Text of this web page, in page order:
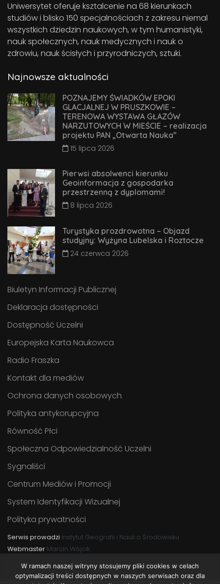
Uniwersytet oferuje ksztalcenie na 68 kierunkach
studiów i blisko 150 specjalnościach z zakresu niemal
wszystkich dziedzin naukowych, w tym humanistyki,
nauk społecznych, nauk medycznych i nauk o
zdrowiu, nauk ścisłych i przyrodniczych, sztuki.
Najnowsze aktualności
POZNAJEMY ŚWIADKÓW EPOKI
GLACJALNEJ W PRUSZKOWIE –
TERENOWA WYSTAWA GŁAZÓW
NARZUTOWYCH W MIEŚCIE – realizacja
projektu PAN „Otwarta Nauka”
15 lipca 2026
Pierwsi absolwenci kierunku
Geoinformacja z gospodarka
przestrzenną z dyplomami!
8 lipca 2026
Turystyka prozdrowotna – Objazd
studyjny: Wyżyna Lubelska i Roztocze
24 czerwca 2026
Biuletyn Informacji Publicznej
Deklaracja dostępności
Dostępność Uczelni
Europejska Karta Naukowca
Radio Fraszka
Kontakt dla mediów
Ochrona danych osobowych
Polityka antykorupcyjna
Równość Płci
Społeczna Odpowiedzialność Uczelni
Sygnaliści
Centrum Mediów i Promocji
System Identyfikacji Wizualnej
Polityka prywatności
Serwis prowadzi Instytut Geografii i Nauk o Środowisku
Webmaster Marcin Wójcik
W ramach naszej witryny stosujemy pliki cookies w celach
optymalizacji treści dostępnych w naszych serwisach oraz dla